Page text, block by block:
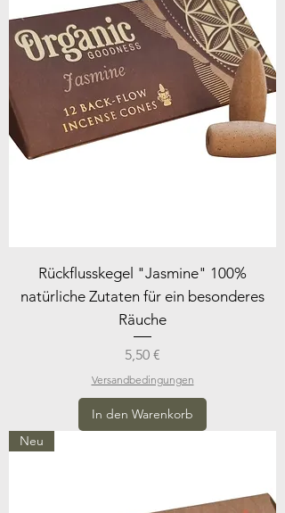
Rückflusskegel "Jasmine" 100%
natürliche Zutaten für ein besonderes
Räuche
Preis
5,50 €
Versandbedingungen
In den Warenkorb
Neu